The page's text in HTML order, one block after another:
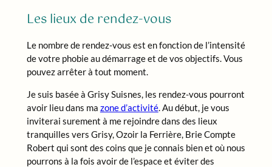
Les lieux de rendez-vous
Le nombre de rendez-vous est en fonction de l’intensité
de votre phobie au démarrage et de vos objectifs. Vous
pouvez arrêter à tout moment.
Je suis basée à Grisy Suisnes, les rendez-vous pourront
avoir lieu dans ma zone d’activité. Au début, je vous
inviterai surement à me rejoindre dans des lieux
tranquilles vers Grisy, Ozoir la Ferrière, Brie Compte
Robert qui sont des coins que je connais bien et où nous
pourrons à la fois avoir de l’espace et éviter des